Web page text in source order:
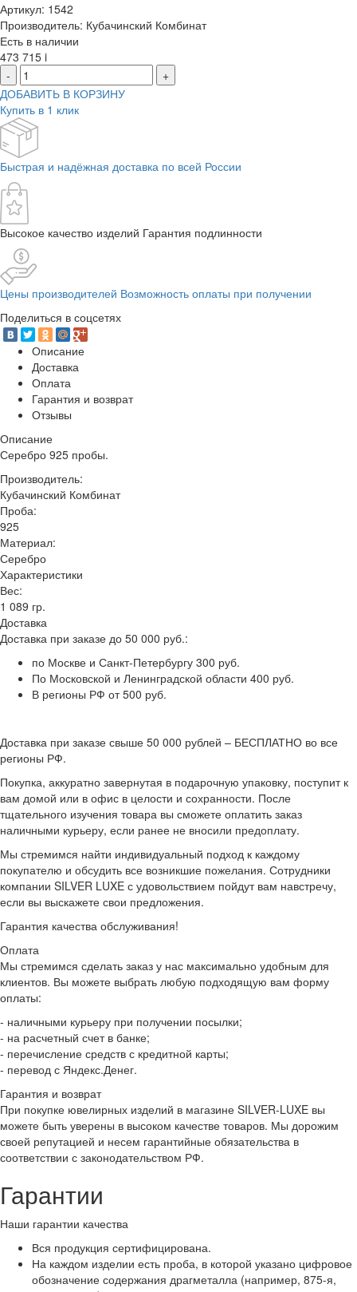
Артикул: 1542
Производитель: Кубачинский Комбинат
Есть в наличии
473 715 i
-
+
ДОБАВИТЬ В КОРЗИНУ
Купить в 1 клик
Быстрая и надёжная доставка по всей России
Высокое качество изделий Гарантия подлинности
Цены производителей Возможность оплаты при получении
Поделиться в соцсетях
Описание
Доставка
Оплата
Гарантия и возврат
Отзывы
Описание
Серебро 925 пробы.
Производитель:
Кубачинский Комбинат
Проба:
925
Материал:
Серебро
Характеристики
Вес:
1 089 гр.
Доставка
Доставка при заказе до 50 000 руб.:
по Москве и Санкт-Петербургу 300 руб.
По Московской и Ленинградской области 400 руб.
В регионы РФ от 500 руб.
Доставка при заказе свыше 50 000 рублей – БЕСПЛАТНО во все
регионы РФ.
Покупка, аккуратно завернутая в подарочную упаковку, поступит к
вам домой или в офис в целости и сохранности. После
тщательного изучения товара вы сможете оплатить заказ
наличными курьеру, если ранее не вносили предоплату.
Мы стремимся найти индивидуальный подход к каждому
покупателю и обсудить все возникшие пожелания. Сотрудники
компании SILVER LUXE с удовольствием пойдут вам навстречу,
если вы выскажете свои предложения.
Гарантия качества обслуживания!
Оплата
Мы стремимся сделать заказ у нас максимально удобным для
клиентов. Вы можете выбрать любую подходящую вам форму
оплаты:
- наличными курьеру при получении посылки;
- на расчетный счет в банке;
- перечисление средств с кредитной карты;
- перевод с Яндекс.Денег.
Гарантия и возврат
При покупке ювелирных изделий в магазине SILVER-LUXE вы
можете быть уверены в высоком качестве товаров. Мы дорожим
своей репутацией и несем гарантийные обязательства в
соответствии с законодательством РФ.
Гарантии
Наши гарантии качества
Вся продукция сертифицирована.
На каждом изделии есть проба, в которой указано цифровое
обозначение содержания драгметалла (например, 875-я,